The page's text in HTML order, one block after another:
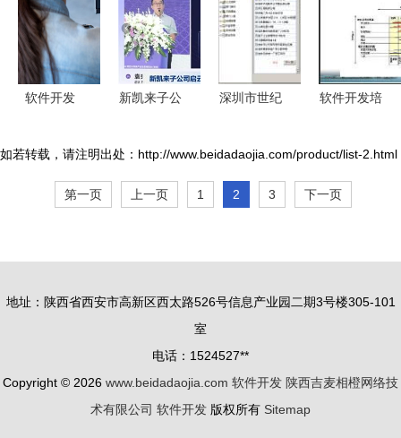
慧工厂”软
件开发新生
态
开发同软件
开发的核心
区别
革
发展与应用
软件开发
品的全面解
析
新凯来子公
国产自主
EDA设计软
件，助力硬
缩短40%
深圳市世纪
发 引领软
件创新的先
锋力量
软件开发培
选 店面效
果与产品展
示
如若转载，请注明出处：http://www.beidadaojia.com/product/list-2.html
第一页 上一页 1 2 3 下一页
地址：陕西省西安市高新区西太路526号信息产业园二期3号楼305-101
室
电话：1524527**
Copyright © 2026 www.beidadaojia.com 软件开发 陕西吉麦相橙网络技
术有限公司 软件开发 版权所有 Sitemap